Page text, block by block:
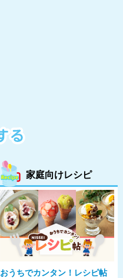
家庭向けレシピ
おうちでカンタン！レシピ帖